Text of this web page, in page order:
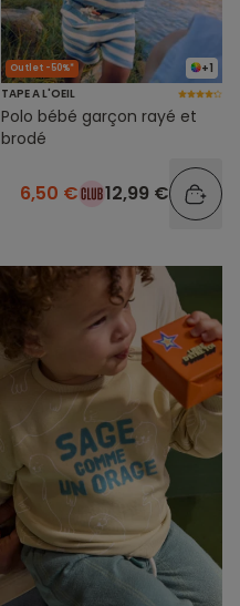
+1
Outlet -50%*
TAPE A L'OEIL
Polo bébé garçon rayé et
brodé
6,50 € 12,99 €